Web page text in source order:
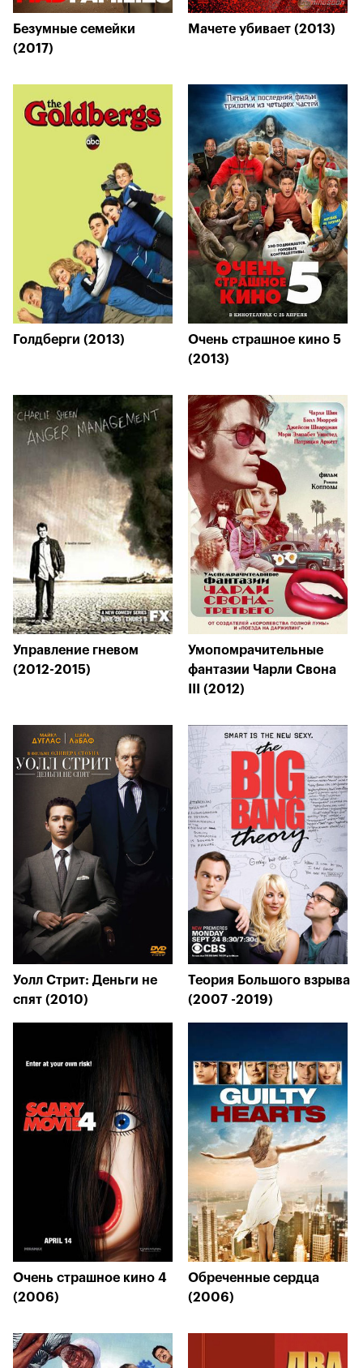
Безумные семейки
(2017)
Мачете убивает (2013)
Голдберги (2013)
Очень страшное кино 5
(2013)
Управление гневом
(2012-2015)
Умопомрачительные
фантазии Чарли Свона
III (2012)
Уолл Стрит: Деньги не
спят (2010)
Теория Большого взрыва
(2007 -2019)
Очень страшное кино 4
(2006)
Обреченные сердца
(2006)